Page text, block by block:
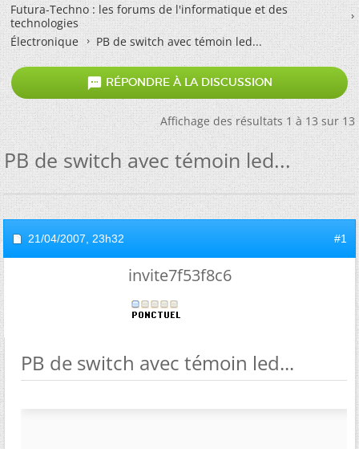
Futura-Techno : les forums de l'informatique et des
technologies
Électronique
PB de switch avec témoin led...
 RÉPONDRE À LA DISCUSSION
Affichage des résultats 1 à 13 sur 13
PB de switch avec témoin led...
21/04/2007, 23h32 #1
invite7f53f8c6
PB de switch avec témoin led...